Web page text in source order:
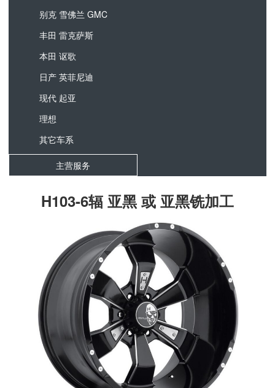
别克 雪佛兰 GMC
丰田 雷克萨斯
本田 讴歌
日产 英菲尼迪
现代 起亚
理想
其它车系
主营服务
H103-6辐 亚黑 或 亚黑铣加工